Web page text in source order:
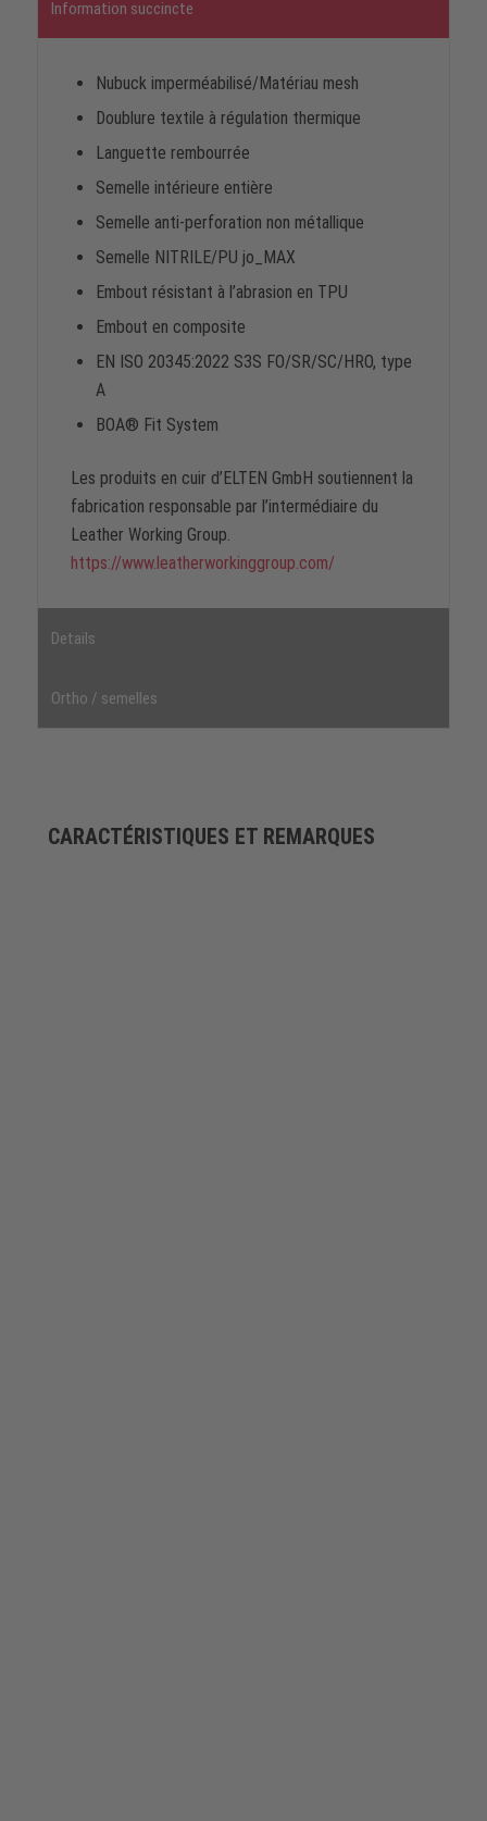
Information succincte
Nubuck imperméabilisé/Matériau mesh
Doublure textile à régulation thermique
Languette rembourrée
Semelle intérieure entière
Semelle anti-perforation non métallique
Semelle NITRILE/PU jo_MAX
Embout résistant à l’abrasion en TPU
Embout en composite
EN ISO 20345:2022 S3S FO/SR/SC/HRO, type
A
BOA® Fit System
Les produits en cuir d’ELTEN GmbH soutiennent la
fabrication responsable par l’intermédiaire du
Leather Working Group.
https://www.leatherworkinggroup.com/
Details
Ortho / semelles
CARACTÉRISTIQUES ET REMARQUES